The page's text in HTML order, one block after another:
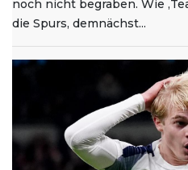
noch nicht begraben. Wie
die Spurs, demnächst...